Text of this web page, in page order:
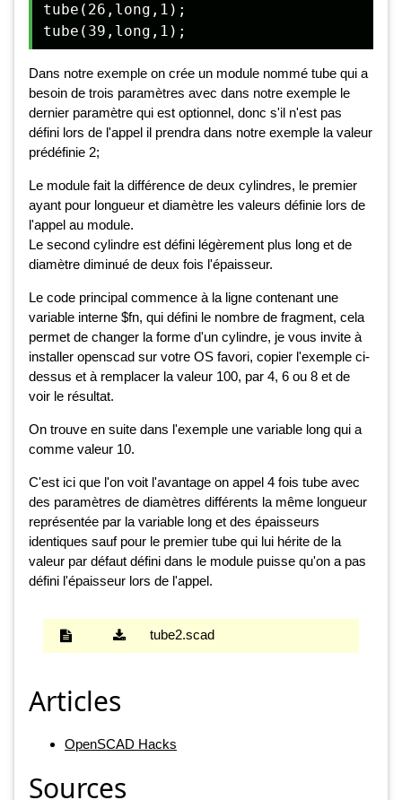
tube(26,long,1);
Dans notre exemple on crée un module nommé tube qui a
besoin de trois paramètres avec dans notre exemple le
dernier paramètre qui est optionnel, donc s'il n'est pas
défini lors de l'appel il prendra dans notre exemple la valeur
prédéfinie 2;
Le module fait la différence de deux cylindres, le premier
ayant pour longueur et diamètre les valeurs définie lors de
l'appel au module.
Le second cylindre est défini légèrement plus long et de
diamètre diminué de deux fois l'épaisseur.
Le code principal commence à la ligne contenant une
variable interne $fn, qui défini le nombre de fragment, cela
permet de changer la forme d'un cylindre, je vous invite à
installer openscad sur votre OS favori, copier l'exemple ci-
dessus et à remplacer la valeur 100, par 4, 6 ou 8 et de
voir le résultat.
On trouve en suite dans l'exemple une variable long qui a
comme valeur 10.
C'est ici que l'on voit l'avantage on appel 4 fois tube avec
des paramètres de diamètres différents la même longueur
représentée par la variable long et des épaisseurs
identiques sauf pour le premier tube qui lui hérite de la
valeur par défaut défini dans le module puisse qu'on a pas
défini l'épaisseur lors de l'appel.
tube2.scad
Articles
OpenSCAD Hacks
Sources